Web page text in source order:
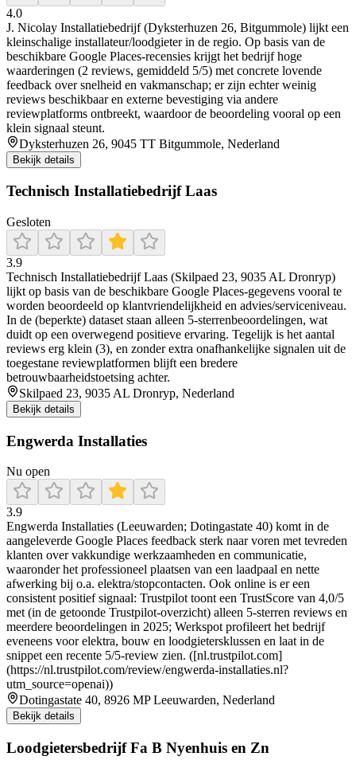
4.0
J. Nicolay Installatiebedrijf (Dyksterhuzen 26, Bitgummole) lijkt een
kleinschalige installateur/loodgieter in de regio. Op basis van de
beschikbare Google Places-recensies krijgt het bedrijf hoge
waarderingen (2 reviews, gemiddeld 5/5) met concrete lovende
feedback over snelheid en vakmanschap; er zijn echter weinig
reviews beschikbaar en externe bevestiging via andere
reviewplatforms ontbreekt, waardoor de beoordeling vooral op een
klein signaal steunt.
Dyksterhuzen 26, 9045 TT Bitgummole, Nederland
Bekijk details
Technisch Installatiebedrijf Laas
Gesloten
3.9
Technisch Installatiebedrijf Laas (Skilpaed 23, 9035 AL Dronryp)
lijkt op basis van de beschikbare Google Places-gegevens vooral te
worden beoordeeld op klantvriendelijkheid en advies/serviceniveau.
In de (beperkte) dataset staan alleen 5-sterrenbeoordelingen, wat
duidt op een overwegend positieve ervaring. Tegelijk is het aantal
reviews erg klein (3), en zonder extra onafhankelijke signalen uit de
toegestane reviewplatformen blijft een bredere
betrouwbaarheidstoetsing achter.
Skilpaed 23, 9035 AL Dronryp, Nederland
Bekijk details
Engwerda Installaties
Nu open
3.9
Engwerda Installaties (Leeuwarden; Dotingastate 40) komt in de
aangeleverde Google Places feedback sterk naar voren met tevreden
klanten over vakkundige werkzaamheden en communicatie,
waaronder het professioneel plaatsen van een laadpaal en nette
afwerking bij o.a. elektra/stopcontacten. Ook online is er een
consistent positief signaal: Trustpilot toont een TrustScore van 4,0/5
met (in de getoonde Trustpilot-overzicht) alleen 5-sterren reviews en
meerdere beoordelingen in 2025; Werkspot profileert het bedrijf
eveneens voor elektra, bouw en loodgietersklussen en laat in de
snippet een recente 5/5-review zien. ([nl.trustpilot.com]
(https://nl.trustpilot.com/review/engwerda-installaties.nl?
utm_source=openai))
Dotingastate 40, 8926 MP Leeuwarden, Nederland
Bekijk details
Loodgietersbedrijf Fa B Nyenhuis en Zn